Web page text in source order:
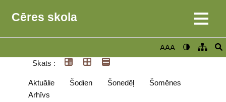
Cēres skola
AAA
Skats :
Aktuālie Šodien Šonedēļ
Šomēnes
Arhīvs